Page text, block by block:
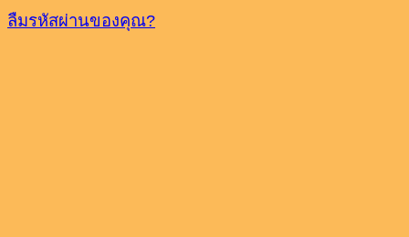
ลืมรหัสผ่านของคุณ?